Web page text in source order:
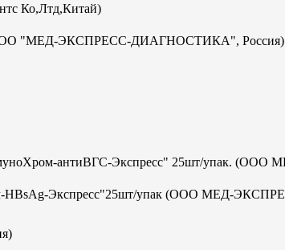
Ко,Лтд,Китай)
(ООО "МЕД-ЭКСПРЕСС-ДИАГНОСТИКА", Россия)
антиВГС-Экспресс" 25шт/упак. (ООО
HBsAg-Экспресс"25шт/упак (ООО МЕД-